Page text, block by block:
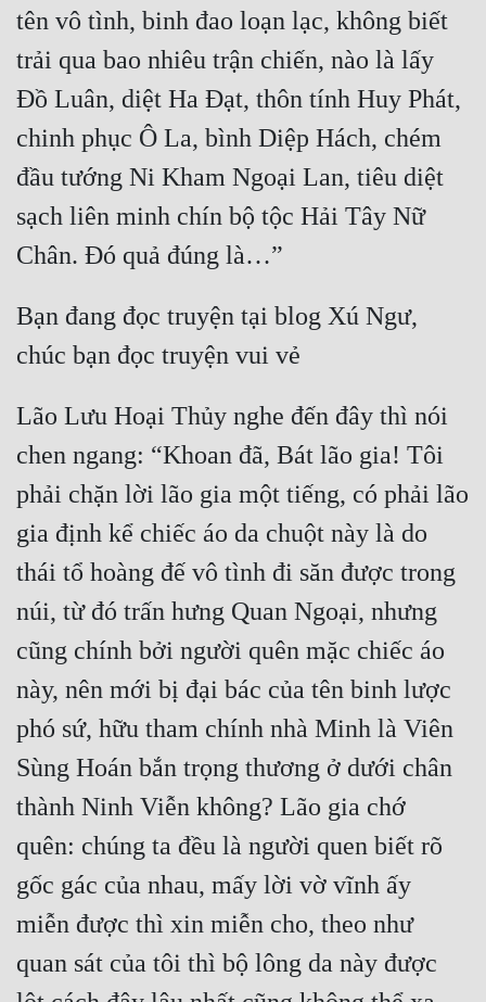
Trọng Sinh
Tu Chân
Tu Tiên
Tội Phạm
Vô Địch
Võ Hiệp
Xuyên Không
Xuyên Nhanh
Xuyên Thư
Điền Văn
Đô Thị
Đông Phương
Đông Phương Huyền Huyễn
Đồng Nhân
Cẩu Đạo Trường Sinh
Ngự Thú
Truyện Nữ
Vô Địch Lưu
Xây Dựng Thế Lực
tên vô tình, binh đao loạn lạc, không biết
trải qua bao nhiêu trận chiến, nào là lấy
Đồ Luân, diệt Ha Đạt, thôn tính Huy Phát,
chinh phục Ô La, bình Diệp Hách, chém
đầu tướng Ni Kham Ngoại Lan, tiêu diệt
sạch liên minh chín bộ tộc Hải Tây Nữ
Bạn đang đọc truyện tại blog Xú Ngư,
Lão Lưu Hoại Thủy nghe đến đây thì nói
chen ngang: “Khoan đã, Bát lão gia! Tôi
phải chặn lời lão gia một tiếng, có phải lão
gia định kể chiếc áo da chuột này là do
thái tổ hoàng đế vô tình đi săn được trong
núi, từ đó trấn hưng Quan Ngoại, nhưng
cũng chính bởi người quên mặc chiếc áo
này, nên mới bị đại bác của tên binh lược
phó sứ, hữu tham chính nhà Minh là Viên
Sùng Hoán bắn trọng thương ở dưới chân
thành Ninh Viễn không? Lão gia chớ
quên: chúng ta đều là người quen biết rõ
gốc gác của nhau, mấy lời vờ vĩnh ấy
miễn được thì xin miễn cho, theo như
quan sát của tôi thì bộ lông da này được